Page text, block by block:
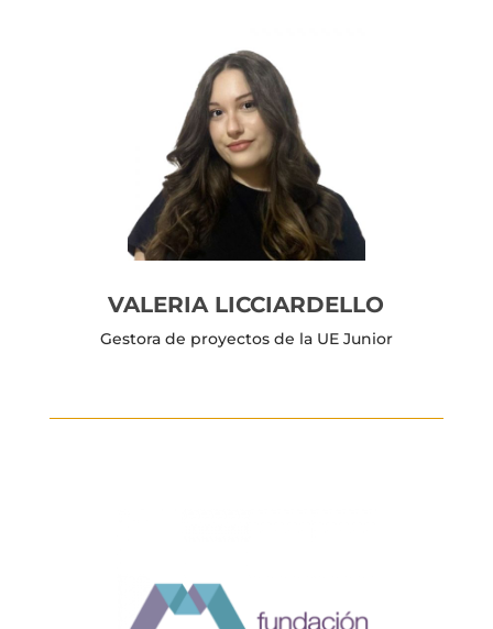
VALERIA LICCIARDELLO
Gestora de proyectos de la UE Junior